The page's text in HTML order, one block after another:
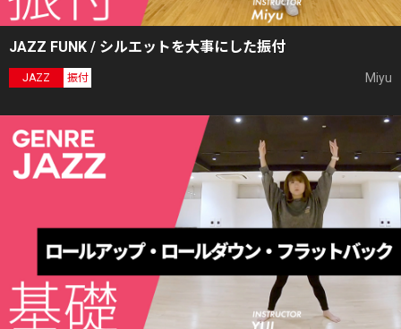
JAZZ FUNK / シルエットを大事にした振付
JAZZ 振付 Miyu